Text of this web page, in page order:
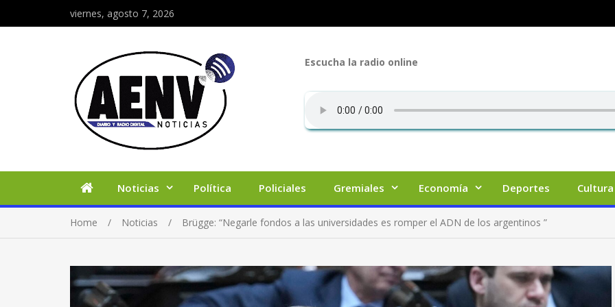
viernes, agosto 7, 2026
Escucha la radio online
Noticias Política Policiales Gremiales Economía Deportes Cultura
Home Noticias Brügge: “Negarle fondos a las universidades es romper el ADN de los argentinos ”